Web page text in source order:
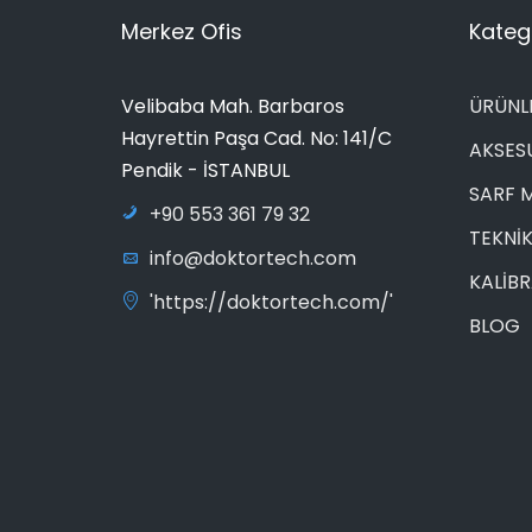
Merkez Ofis
Velibaba Mah. Barbaros
Hayrettin Paşa Cad. No: 141/C
Pendik - İSTANBUL
+90 553 361 79 32
info@doktortech.com
'https://doktortech.com/'
SARF
BLOG